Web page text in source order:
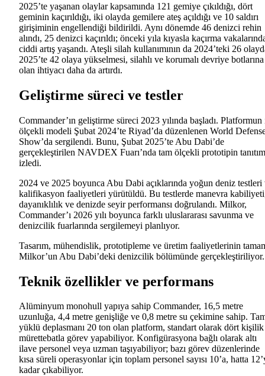
2025’te yaşanan olaylar kapsamında 121 gemiye çıkıldığı, dört
geminin kaçırıldığı, iki olayda gemilere ateş açıldığı ve 10 saldırı
girişiminin engellendiği bildirildi. Aynı dönemde 46 denizci rehin
alındı, 25 denizci kaçırıldı; önceki yıla kıyasla kaçırma
ciddi artış yaşandı. Ateşli silah kullanımının da 2024’teki 26
2025’te 42 olaya yükselmesi, silahlı ve korumalı devriye botlarına
olan ihtiyacı daha da artırdı.
Geliştirme süreci ve testler
Commander’ın geliştirme süreci 2023 yılında başladı.
ölçekli modeli Şubat 2024’te Riyad’da düzenlenen World
Show’da sergilendi. Bunu, Şubat 2025’te Abu Dabi’de
gerçekleştirilen NAVDEX Fuarı’nda tam ölçekli prototipin
izledi.
2024 ve 2025 boyunca Abu Dabi açıklarında yoğun deniz testleri
kalifikasyon faaliyetleri yürütüldü. Bu testlerde manevra
dayanıklılık ve denizde seyir performansı doğrulandı. Milkor,
Commander’ı 2026 yılı boyunca farklı uluslararası savunma ve
denizcilik fuarlarında sergilemeyi planlıyor.
Tasarım, mühendislik, prototipleme ve üretim faaliyetlerinin
Milkor’un Abu Dabi’deki denizcilik bölümünde gerçekleştiriliyor.
Teknik özellikler ve performans
Alüminyum monohull yapıya sahip Commander, 16,5 metre
uzunluğa, 4,4 metre genişliğe ve 0,8 metre su çekimine sahip.
yüklü deplasmanı 20 ton olan platform, standart olarak dört kişilik
mürettebatla görev yapabiliyor. Konfigürasyona bağlı olarak altı
ilave personel veya uzman taşıyabiliyor; bazı görev düzenlerinde
kısa süreli operasyonlar için toplam personel sayısı 10’a, hatta
kadar çıkabiliyor.